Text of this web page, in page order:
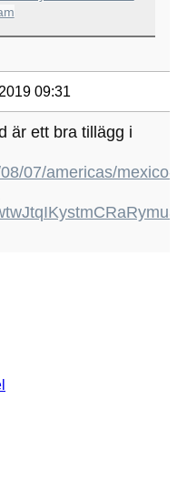
09:31
är ett bra tillägg i
07/americas/mexico-